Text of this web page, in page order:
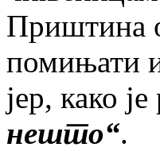
Приштина
помињати
јер, како
нешто“.